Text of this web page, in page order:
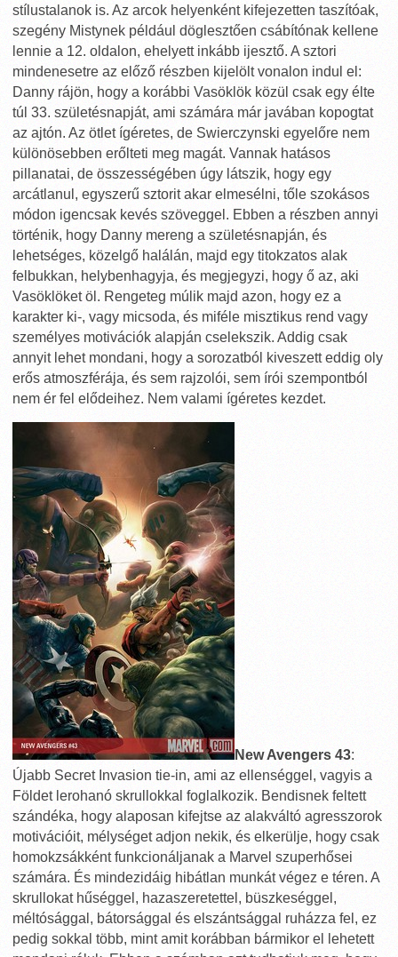
stílustalanok is. Az arcok helyenként kifejezetten taszítóak,
szegény Mistynek például döglesztően csábítónak kellene
lennie a 12. oldalon, ehelyett inkább ijesztő. A sztori
mindenesetre az előző részben kijelölt vonalon indul el:
Danny rájön, hogy a korábbi Vasöklök közül csak egy élte
túl 33. születésnapját, ami számára már javában kopogtat
az ajtón. Az ötlet ígéretes, de Swierczynski egyelőre nem
különösebben erőlteti meg magát. Vannak hatásos
pillanatai, de összességében úgy látszik, hogy egy
arcátlanul, egyszerű sztorit akar elmesélni, tőle szokásos
módon igencsak kevés szöveggel. Ebben a részben annyi
történik, hogy Danny mereng a születésnapján, és
lehetséges, közelgő halálán, majd egy titokzatos alak
felbukkan, helybenhagyja, és megjegyzi, hogy ő az, aki
Vasöklöket öl. Rengeteg múlik majd azon, hogy ez a
karakter ki-, vagy micsoda, és miféle misztikus rend vagy
személyes motivációk alapján cselekszik. Addig csak
annyit lehet mondani, hogy a sorozatból kiveszett eddig oly
erős atmoszférája, és sem rajzolói, sem írói szempontból
nem ér fel elődeihez. Nem valami ígéretes kezdet.
New Avengers 43:
Újabb Secret Invasion tie-in, ami az ellenséggel, vagyis a
Földet lerohanó skrullokkal foglalkozik. Bendisnek feltett
szándéka, hogy alaposan kifejtse az alakváltó agresszorok
motivációit, mélységet adjon nekik, és elkerülje, hogy csak
homokzsákként funkcionáljanak a Marvel szuperhősei
számára. És mindezidáig hibátlan munkát végez e téren. A
skrullokat hűséggel, hazaszeretettel, büszkeséggel,
méltósággal, bátorsággal és elszántsággal ruházza fel, ez
pedig sokkal több, mint amit korábban bármikor el lehetett